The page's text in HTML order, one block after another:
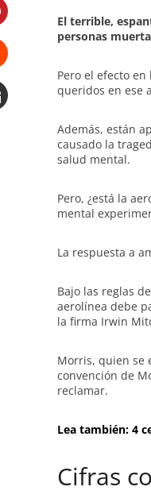
El terrible,
personas
Pero el efecto
queridos en ese
Además, están
causado la
salud mental.
Pero, ¿está la
mental
La respuesta a
Bajo las reglas
aerolínea debe
la firma Irwin
Morris, quien se
convención de
reclamar.
Lea también: 4
Cifras